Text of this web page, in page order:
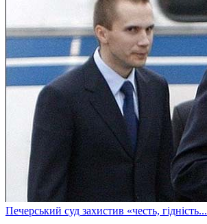
​Печерський суд захистив «честь, гідність...